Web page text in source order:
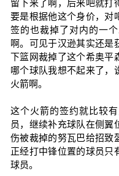
留下来了啊，后来吧就打
要是根据他这个身价，对
签的也裁掉了对内的一
啊。可见于汉逊其实还是
下篮网裁掉了这个希奥平
哪个球队我想不起来了，
火箭啊。
这个火箭的签约就比较
员，继续补充球队在侧翼
伤被裁掉的努瓦巴给招致
正经打中锋位置的球员只
球员。